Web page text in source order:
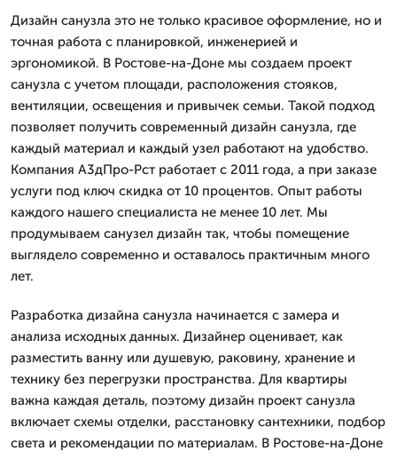
Дизайн санузла это не только красивое оформление, но и
точная работа с планировкой, инженерией и
эргономикой. В Ростове-на-Доне мы создаем проект
санузла с учетом площади, расположения стояков,
вентиляции, освещения и привычек семьи. Такой подход
позволяет получить современный дизайн санузла, где
каждый материал и каждый узел работают на удобство.
Компания А3дПро-Рст работает с 2011 года, а при заказе
услуги под ключ скидка от 10 процентов. Опыт работы
каждого нашего специалиста не менее 10 лет. Мы
продумываем санузел дизайн так, чтобы помещение
выглядело современно и оставалось практичным много
лет.
Разработка дизайна санузла начинается с замера и
анализа исходных данных. Дизайнер оценивает, как
разместить ванну или душевую, раковину, хранение и
технику без перегрузки пространства. Для квартиры
важна каждая деталь, поэтому дизайн проект санузла
включает схемы отделки, расстановку сантехники, подбор
света и рекомендации по материалам. В Ростове-на-Доне